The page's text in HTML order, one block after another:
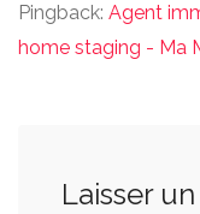
Pingback: Agent
home staging - Ma
Laisser